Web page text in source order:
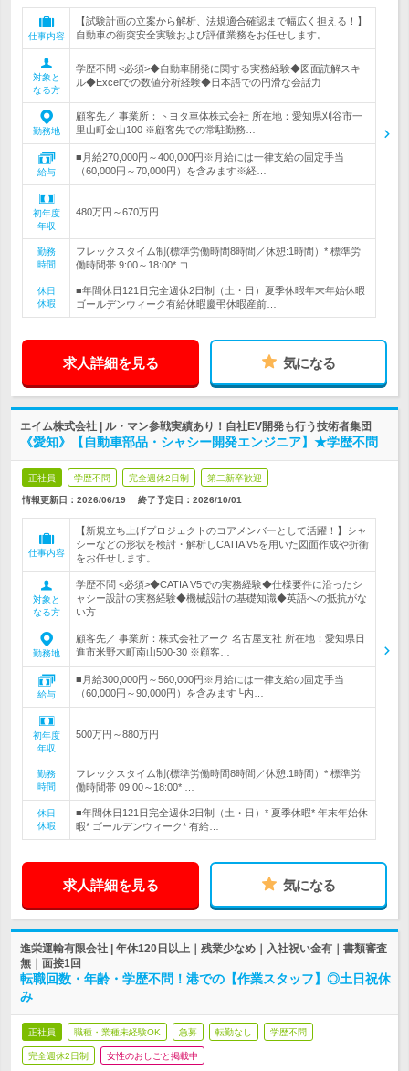
仕事内容
【試験計画の立案から解析、法規適合確認まで幅広く担える！】
自動車の衝突安全実験および評価業務をお任せします。
対象と
なる方
学歴不問 <必須>◆自動車開発に関する実務経験◆図面読解スキ
ル◆Excelでの数値分析経験◆日本語での円滑な会話力
勤務地
顧客先／ 事業所：トヨタ車体株式会社 所在地：愛知県刈谷市一
里山町金山100 ※顧客先での常駐勤務…
給与
■月給270,000円～400,000円※月給には一律支給の固定手当
（60,000円～70,000円）を含みます※経…
初年度
年収
480万円～670万円
勤務
時間
フレックスタイム制(標準労働時間8時間／休憩:1時間）* 標準労
働時間帯 9:00～18:00* コ…
休日
休暇
■年間休日121日完全週休2日制（土・日）夏季休暇年末年始休暇
ゴールデンウィーク有給休暇慶弔休暇産前…
求人詳細を見る 気になる
エイム株式会社 | ル・マン参戦実績あり！自社EV開発も行う技術者集団
《愛知》【自動車部品・シャシー開発エンジニア】★学歴不問
正社員 学歴不問 完全週休2日制 第二新卒歓迎
情報更新日：2026/06/19 終了予定日： 2026/10/01
仕事内容
【新規立ち上げプロジェクトのコアメンバーとして活躍！】シャ
シーなどの形状を検討・解析しCATIA V5を用いた図面作成や折衝
をお任せします。
対象と
なる方
学歴不問 <必須>◆CATIA V5での実務経験◆仕様要件に沿ったシ
ャシー設計の実務経験◆機械設計の基礎知識◆英語への抵抗がな
い方
勤務地
顧客先／ 事業所：株式会社アーク 名古屋支社 所在地：愛知県日
進市米野木町南山500-30 ※顧客…
給与
■月給300,000円～560,000円※月給には一律支給の固定手当
（60,000円～90,000円）を含みます└内…
初年度
年収
500万円～880万円
勤務
時間
フレックスタイム制(標準労働時間8時間／休憩:1時間）* 標準労
働時間帯 09:00～18:00* …
休日
休暇
■年間休日121日完全週休2日制（土・日）* 夏季休暇* 年末年始休
暇* ゴールデンウィーク* 有給…
求人詳細を見る 気になる
進栄運輸有限会社 | 年休120日以上｜残業少なめ｜入社祝い金有｜書類審査
無｜面接1回
転職回数・年齢・学歴不問！港での【作業スタッフ】◎土日祝休
み
正社員 職種・業種未経験OK 急募 転勤なし 学歴不問
完全週休2日制 女性のおしごと掲載中